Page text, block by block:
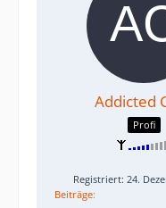
Addicted
Profi
Registriert: 24.
Beiträge